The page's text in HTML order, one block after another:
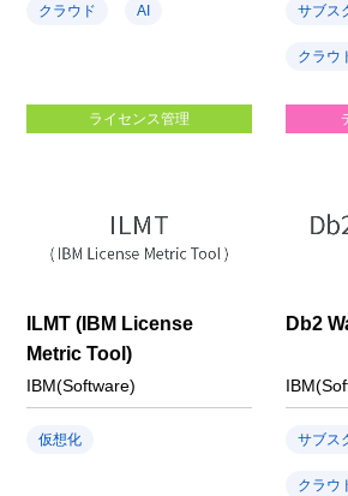
クラウド AI サブス
クラウ
ライセンス管理
ILMT (IBM License
Metric Tool)
IBM(Software)
仮想化
Db2
サブス
クラウ